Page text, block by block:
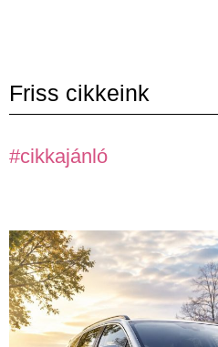
Friss cikkeink
#cikkajánló